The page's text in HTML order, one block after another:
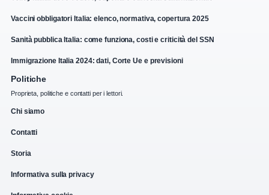
Vaccini obbligatori Italia: elenco, normativa, copertura 2025
Sanità pubblica Italia: come funziona, costi e criticità del SSN
Immigrazione Italia 2024: dati, Corte Ue e previsioni
Politiche
Proprieta, politiche e contatti per i lettori.
Chi siamo
Contatti
Storia
Informativa sulla privacy